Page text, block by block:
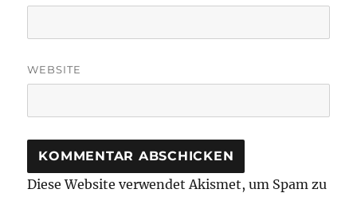
WEBSITE
Diese Website verwendet Akismet, um Spam zu